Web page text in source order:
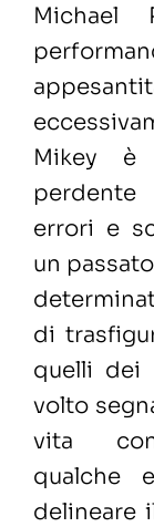
Michael
Mikey è
errori e
un
di
quelli dei
volto
vita
qualche
delineare